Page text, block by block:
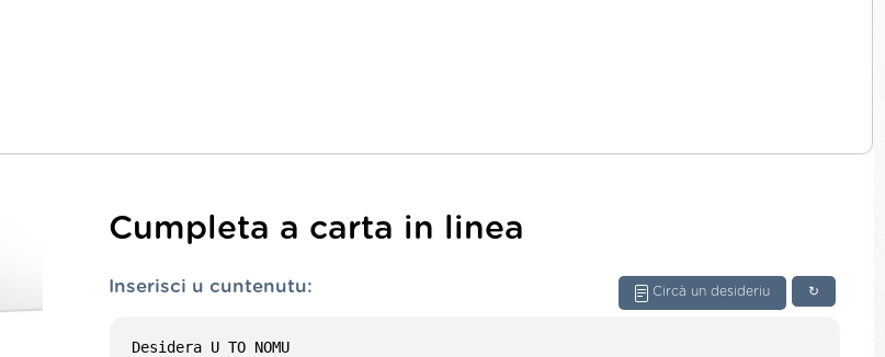
Cumpleta a carta in linea
↻
Circà un desideriu
Inserisci u cuntenutu: